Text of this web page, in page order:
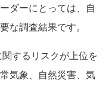
ダーにとっては、自
な調査結果です。
するリスクが上位を
気象、自然災害、気